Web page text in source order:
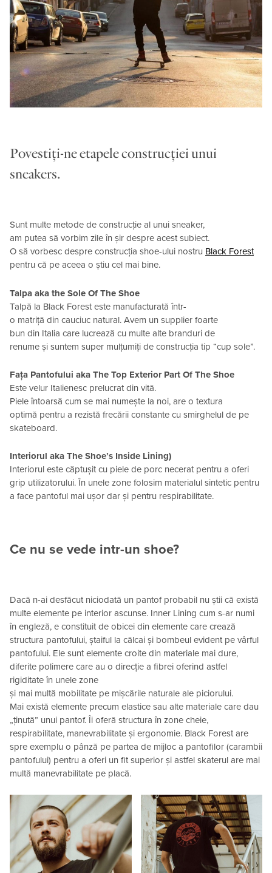
Povestiți-ne etapele construcției unui
sneakers.
Sunt multe metode de construcție al unui sneaker,
am putea să vorbim zile în șir despre acest subiect.
O să vorbesc despre construcția shoe-ului nostru Black Forest
pentru că pe aceea o știu cel mai bine.
Talpa aka the Sole Of The Shoe
Talpă la Black Forest este manufacturată într-
o matriță din cauciuc natural. Avem un supplier foarte
bun din Italia care lucrează cu multe alte branduri de
renume și suntem super mulțumiți de construcția tip “cup sole”.
Fața Pantofului aka The Top Exterior Part Of The Shoe
Este velur Italienesc prelucrat din vită.
Piele întoarsă cum se mai numește la noi, are o textura
optimă pentru a rezistă frecării constante cu smirghelul de pe
skateboard.
Interiorul aka The Shoe’s Inside Lining)
Interiorul este căptușit cu piele de porc necerat pentru a oferi
grip utilizatorului. În unele zone folosim materialul sintetic pentru
a face pantoful mai ușor dar și pentru respirabilitate.
Ce nu se vede intr-un shoe?
Dacă n-ai desfăcut niciodată un pantof probabil nu știi că există
multe elemente pe interior ascunse. Inner Lining cum s-ar numi
în engleză, e constituit de obicei din elemente care crează
structura pantofului, ștaiful la călcai și bombeul evident pe vârful
pantofului. Ele sunt elemente croite din materiale mai dure,
diferite polimere care au o direcție a fibrei oferind astfel
rigiditate în unele zone
și mai multă mobilitate pe mișcările naturale ale piciorului.
Mai există elemente precum elastice sau alte materiale care dau
„ținută” unui pantof. Îi oferă structura în zone cheie,
respirabilitate, manevrabilitate și ergonomie. Black Forest are
spre exemplu o pânză pe partea de mijloc a pantofilor (carambii
pantofului) pentru a oferi un fit superior și astfel skaterul are mai
multă manevrabilitate pe placă.